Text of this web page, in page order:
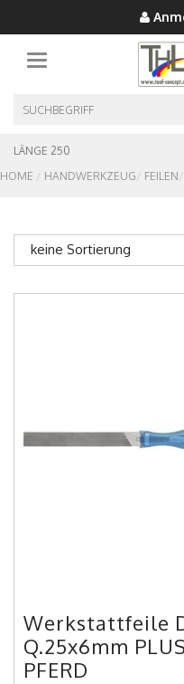
Toggle navigation
LÄNGE 250
HOME
HANDWERKZEUG FEILEN
keine Sortierung
Werkstattfeile
Q.25x6mm
PFERD